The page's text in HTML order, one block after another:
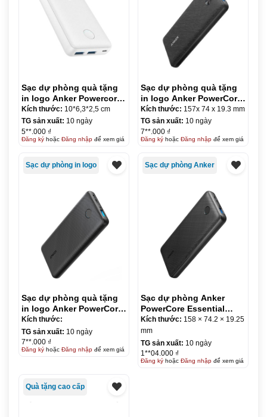
Sạc dự phòng quà tặng
in logo Anker Powercore
Select 1000mAh KQ-
SDP07
Kích thước: 10*6,3*2,5 cm
TG sản xuất: 10 ngày
5**.000 ₫
Đăng kýhoặc Đăng nhậpđể xem giá
Sạc dự phòng quà tặng
in logo Anker PowerCore
III Sense 10000mAh KQ-
SDP08
Kích thước: 157x 74 x 19.3 mm
TG sản xuất: 10 ngày
7**.000 ₫
Đăng kýhoặc Đăng nhậpđể xem giá
Sạc dự phòng in logo
Sạc dự phòng quà tặng
in logo Anker PowerCore
Select 20000mAh KQ-
SDP09
Kích thước:
TG sản xuất: 10 ngày
7**.000 ₫
Đăng kýhoặc Đăng nhậpđể xem giá
Sạc dự phòng Anker
Sạc dự phòng Anker
PowerCore Essential
20000 PD – A1287
Kích thước: 158 × 74.2 × 19.25
mm
TG sản xuất: 10 ngày
1**04.000 ₫
Đăng kýhoặc Đăng nhậpđể xem giá
Quà tặng cao cấp